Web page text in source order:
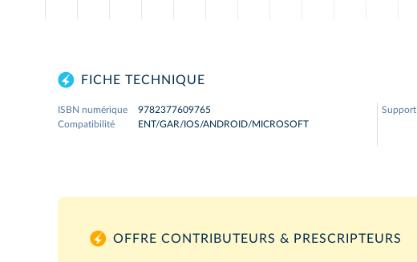
FICHE TECHNIQUE
ISBN numérique
9782377609765
Compatibilité
ENT/GAR/IOS/ANDROID/MICROSOFT
Support
OFFRE CONTRIBUTEURS & PRESCRIPTEURS